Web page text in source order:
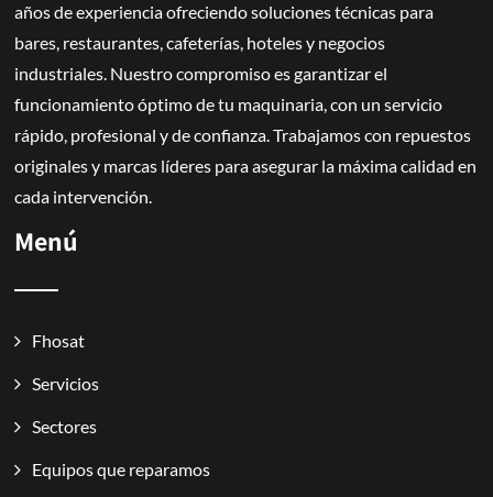
años de experiencia ofreciendo soluciones técnicas para
bares, restaurantes, cafeterías, hoteles y negocios
industriales. Nuestro compromiso es garantizar el
funcionamiento óptimo de tu maquinaria, con un servicio
rápido, profesional y de confianza. Trabajamos con repuestos
originales y marcas líderes para asegurar la máxima calidad en
cada intervención.
Menú
Fhosat
Servicios
Sectores
Equipos que reparamos